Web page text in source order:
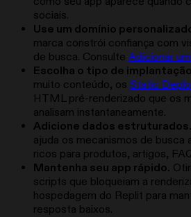
sociais.
Use um domínio
marca constrói confiança com
de busca. Consulte Adicionar
Escolha o tipo de
muito conteúdo, os Static
HTML pré-renderizado que os
analisam instantaneamente.
Adicione dados estruturados.
ajuda os mecanismos de busca
ricos para produtos, artigos,
Mantenha seu app rápido.
scripts que bloqueiam a
hospedagem do Replit para
resposta baixos.